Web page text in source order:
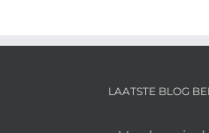
LAATSTE BLOG